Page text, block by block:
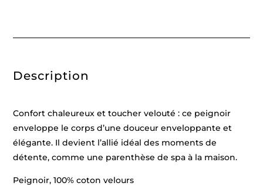
L
Description
Confort chaleureux et toucher velouté : ce peignoir
enveloppe le corps d’une douceur enveloppante et
élégante. Il devient l’allié idéal des moments de
détente, comme une parenthèse de spa à la maison.
Peignoir, 100% coton velours